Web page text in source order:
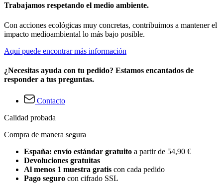
Trabajamos respetando el medio ambiente.
Con acciones ecológicas muy concretas, contribuimos a mantener el
impacto medioambiental lo más bajo posible.
Aquí puede encontrar más información
¿Necesitas ayuda con tu pedido? Estamos encantados de
responder a tus preguntas.
Contacto
Calidad probada
Compra de manera segura
España: envío estándar gratuito a partir de 54,90 €
Devoluciones gratuitas
Al menos 1 muestra gratis con cada pedido
Pago seguro con cifrado SSL